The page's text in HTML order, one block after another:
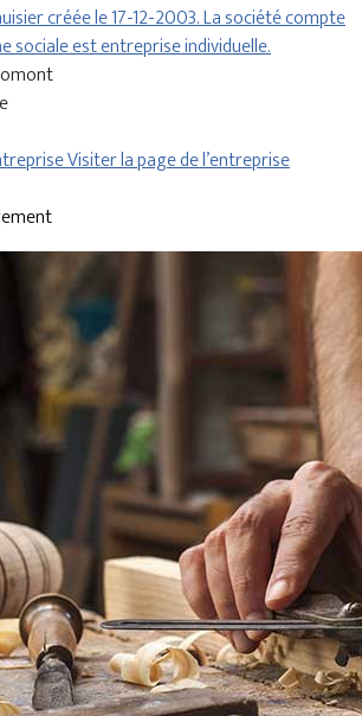
créée le 17-12-2003. La société compte
sociale est entreprise individuelle.
Visiter la page de l’entreprise